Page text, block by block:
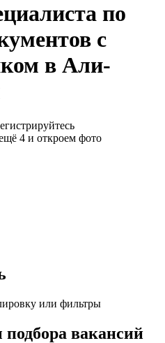
по
с
в Али-
4 и откроем фото
или фильтры
вакансий